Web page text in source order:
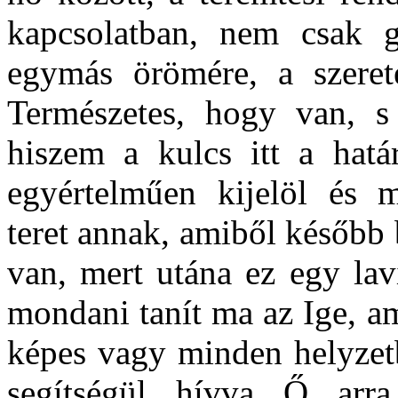
kapcsolatban, nem csak
egymás örömére, a
Természetes, hogy
hiszem a kulcs itt a
egyértelműen kijelöl és
teret annak, amiből
van, mert utána ez egy
mondani tanít ma az Ige,
képes vagy minden